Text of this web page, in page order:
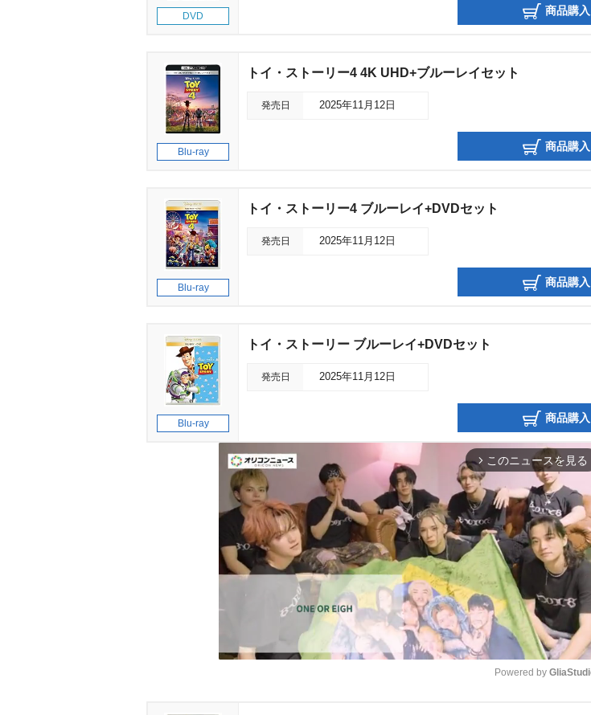
DVD 商品購入
Blu-ray
トイ・ストーリー4 4K UHD+ブルーレイセット
発売日 2025年11月12日
商品購入
Blu-ray
トイ・ストーリー4 ブルーレイ+DVDセット
発売日 2025年11月12日
商品購入
Blu-ray
トイ・ストーリー ブルーレイ+DVDセット
発売日 2025年11月12日
商品購入
arrow_forward_ios このニュースを見る
Powered by